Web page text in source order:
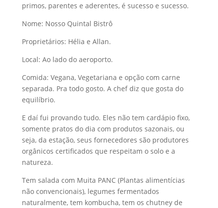
primos, parentes e aderentes, é sucesso e sucesso.
Nome: Nosso Quintal Bistrô
Proprietários: Hélia e Allan.
Local: Ao lado do aeroporto.
Comida: Vegana, Vegetariana e opção com carne
separada. Pra todo gosto. A chef diz que gosta do
equilíbrio.
E daí fui provando tudo. Eles não tem cardápio fixo,
somente pratos do dia com produtos sazonais, ou
seja, da estação, seus fornecedores são produtores
orgânicos certificados que respeitam o solo e a
natureza.
Tem salada com Muita PANC (Plantas alimentícias
não convencionais), legumes fermentados
naturalmente, tem kombucha, tem os chutney de